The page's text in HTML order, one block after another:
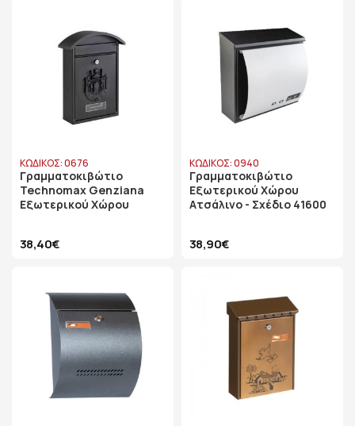
ΚΩΔΙΚΟΣ: 0676
Γραμματοκιβώτιο
Technomax Genziana
Εξωτερικού Χώρου
38,40€
ΚΩΔΙΚΟΣ: 0940
Γραμματοκιβώτιο
Εξωτερικού Χώρου
Ατσάλινο - Σχέδιο 41600
38,90€